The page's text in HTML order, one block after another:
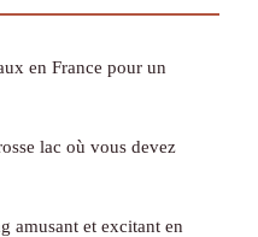
en France pour un
lac où vous devez
amusant et excitant en